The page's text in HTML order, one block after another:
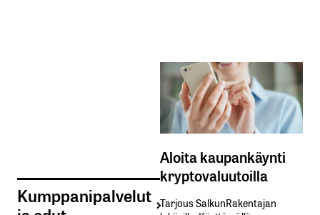
Kumppanipalvelut
Aloita kaupankäynti
kryptovaluutoilla
Tarjous SalkunRakentajan